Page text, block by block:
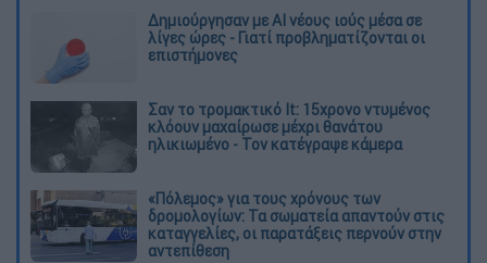
Δημιούργησαν με AI νέους ιούς μέσα σε
λίγες ώρες - Γιατί προβληματίζονται οι
επιστήμονες
Σαν το τρομακτικό It: 15χρονο ντυμένος
κλόουν μαχαίρωσε μέχρι θανάτου
ηλικιωμένο - Τον κατέγραψε κάμερα
«Πόλεμος» για τους χρόνους των
δρομολογίων: Τα σωματεία απαντούν στις
καταγγελίες, οι παρατάξεις περνούν στην
αντεπίθεση